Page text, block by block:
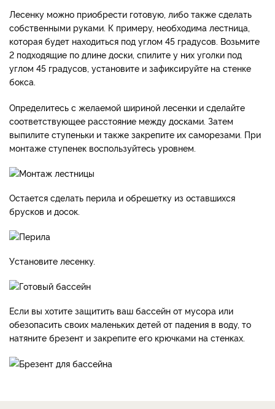
Лесенку можно приобрести готовую, либо также сделать
собственными руками. К примеру, необходима лестница,
которая будет находиться под углом 45 градусов. Возьмите
2 подходящие по длине доски, спилите у них уголки под
углом 45 градусов, установите и зафиксируйте на стенке
бокса.
Определитесь с желаемой шириной лесенки и сделайте
соответствующее расстояние между досками. Затем
выпилите ступеньки и также закрепите их саморезами. При
монтаже ступенек воспользуйтесь уровнем.
Остается сделать перила и обрешетку из оставшихся
брусков и досок.
Установите лесенку.
Если вы хотите защитить ваш бассейн от мусора или
обезопасить своих маленьких детей от падения в воду, то
натяните брезент и закрепите его крючками на стенках.